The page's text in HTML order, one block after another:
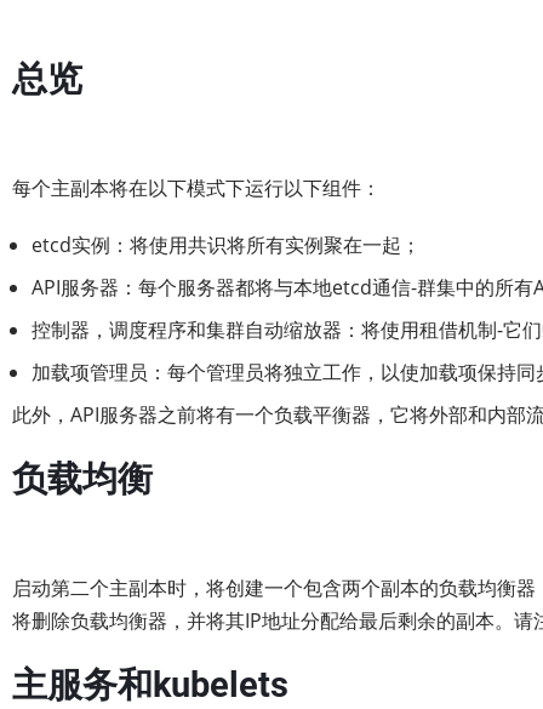
总览
每个主副本将在以下模式下运行以下组件：
etcd实例：将使用共识将所有实例聚在一起；
API服务器：每个服务器都将与本地etcd通信-群集中的所有
控制器，调度程序和集群自动缩放器：将使用租借机制-它
加载项管理员：每个管理员将独立工作，以使加载项保持同
此外，API服务器之前将有一个负载平衡器，它将外部和内部
负载均衡
启动第二个主副本时，将创建一个包含两个副本的负载均衡
将删除负载均衡器，并将其IP地址分配给最后剩余的副本。
主服务和kubelets